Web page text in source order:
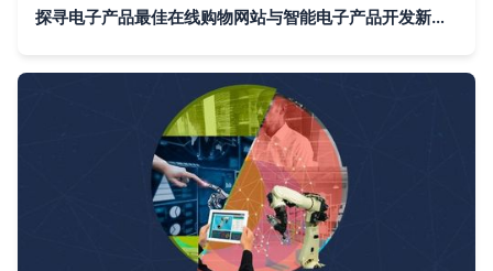
探寻电子产品最佳在线购物网站与智能电子产品开发新趋势